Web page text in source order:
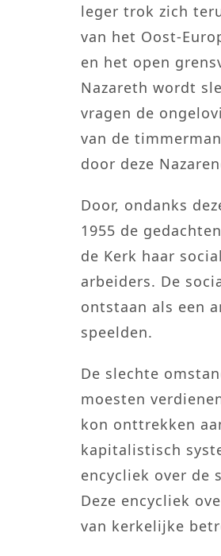
leger trok zich
van het Oost-
en het open
Nazareth wordt
vragen de
van de
door deze
Door, ondanks
1955 de
de Kerk haar
arbeiders. De
ontstaan als een
speelden.
De slechte
moesten
kon onttrekken
kapitalistisch
encycliek over de
Deze encycliek
van kerkelijke